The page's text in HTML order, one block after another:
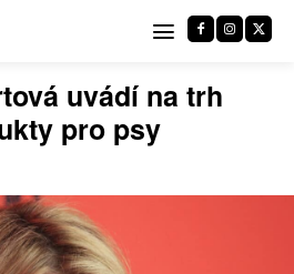
uvádí na trh
pro psy